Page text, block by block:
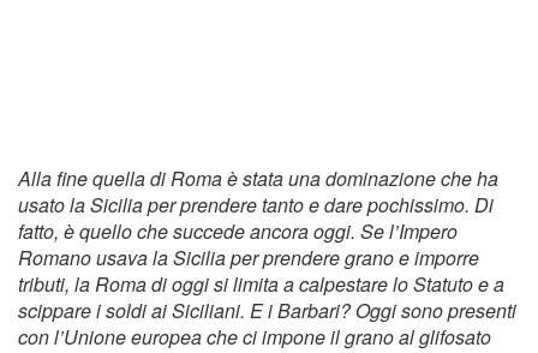
Alla fine quella di Roma è stata una dominazione che ha
usato la Sicilia per prendere tanto e dare pochissimo. Di
fatto, è quello che succede ancora oggi. Se l’Impero
Romano usava la Sicilia per prendere grano e imporre
tributi, la Roma di oggi si limita a calpestare lo Statuto e a
scippare i soldi ai Siciliani. E i Barbari? Oggi sono presenti
con l’Unione europea che ci impone il grano al glifosato